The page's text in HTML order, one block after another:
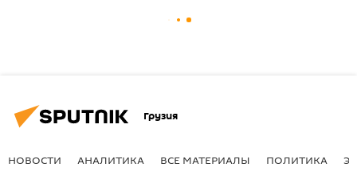
Грузия
НОВОСТИ АНАЛИТИКА ВСЕ МАТЕРИАЛЫ ПОЛИТИКА